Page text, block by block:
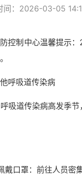
间：2026-03-05
控制中心温馨提示
呼吸道传染病
吸道传染病高发季
戴口罩：前往人员密